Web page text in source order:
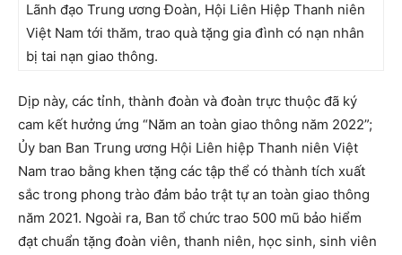
Lãnh đạo Trung ương Đoàn, Hội Liên Hiệp Thanh niên
Việt Nam tới thăm, trao quà tặng gia đình có nạn nhân
bị tai nạn giao thông.
Dịp này, các tỉnh, thành đoàn và đoàn trực thuộc đã ký
cam kết hưởng ứng “Năm an toàn giao thông năm 2022”;
Ủy ban Ban Trung ương Hội Liên hiệp Thanh niên Việt
Nam trao bằng khen tặng các tập thể có thành tích xuất
sắc trong phong trào đảm bảo trật tự an toàn giao thông
năm 2021. Ngoài ra, Ban tổ chức trao 500 mũ bảo hiểm
đạt chuẩn tặng đoàn viên, thanh niên, học sinh, sinh viên